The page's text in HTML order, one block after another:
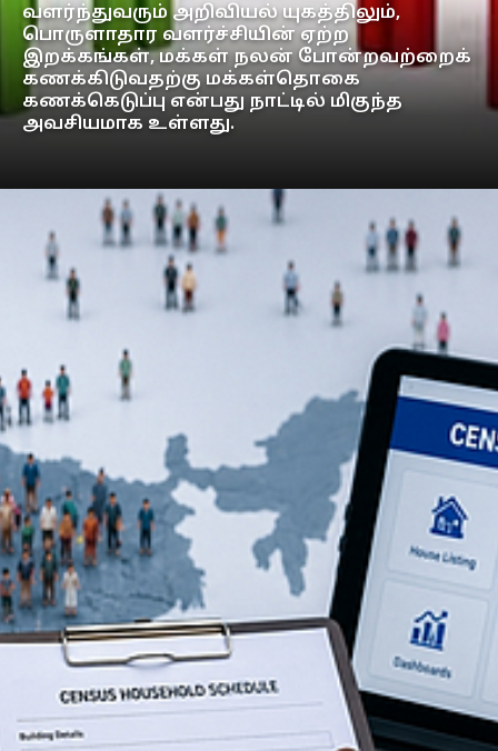
வளர்ந்துவரும் அறிவியல் யுகத்திலும்,
பொருளாதார வளர்ச்சியின் ஏற்ற
இறக்கங்கள், மக்கள் நலன் போன்றவற்றைக்
கணக்கிடுவதற்கு மக்கள்தொகை
கணக்கெடுப்பு என்பது நாட்டில் மிகுந்த
அவசியமாக உள்ளது.